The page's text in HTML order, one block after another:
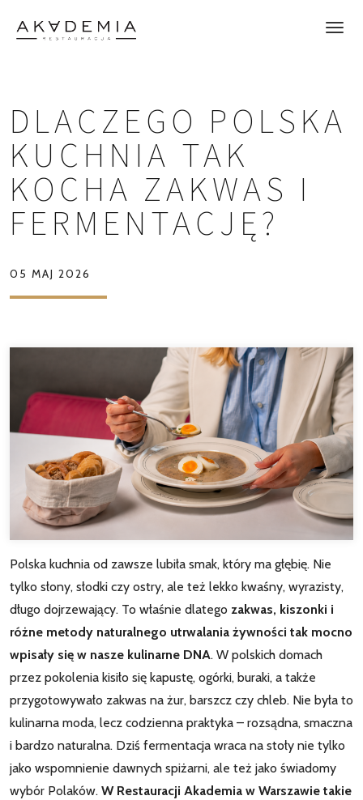
DLACZEGO POLSKA
KUCHNIA TAK
KOCHA ZAKWAS I
FERMENTACJĘ?
05 MAJ 2026
Polska kuchnia od zawsze lubiła smak, który ma głębię. Nie
tylko słony, słodki czy ostry, ale też lekko kwaśny, wyrazisty,
długo dojrzewający. To właśnie dlatego zakwas, kiszonki i
różne metody naturalnego utrwalania żywności tak mocno
wpisały się w nasze kulinarne DNA. W polskich domach
przez pokolenia kisiło się kapustę, ogórki, buraki, a także
przygotowywało zakwas na żur, barszcz czy chleb. Nie była to
kulinarna moda, lecz codzienna praktyka – rozsądna, smaczna
i bardzo naturalna. Dziś fermentacja wraca na stoły nie tylko
jako wspomnienie dawnych spiżarni, ale też jako świadomy
wybór Polaków. W Restauracji Akademia w Warszawie takie